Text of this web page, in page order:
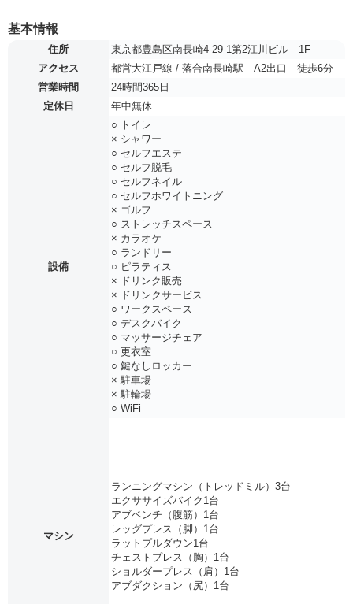
基本情報
住所
東京都豊島区南長崎4-29-1第2江川ビル 1F
アクセス
都営大江戸線 / 落合南長崎駅 A2出口 徒歩6分
営業時間
24時間365日
定休日
年中無休
設備
○ トイレ
× シャワー
○ セルフエステ
○ セルフ脱毛
○ セルフネイル
○ セルフホワイトニング
× ゴルフ
○ ストレッチスペース
× カラオケ
○ ランドリー
○ ピラティス
× ドリンク販売
× ドリンクサービス
○ ワークスペース
○ デスクバイク
○ マッサージチェア
○ 更衣室
○ 鍵なしロッカー
× 駐車場
× 駐輪場
○ WiFi
マシン
ランニングマシン（トレッドミル）3台
エクササイズバイク1台
アブベンチ（腹筋）1台
レッグプレス（脚）1台
ラットプルダウン1台
チェストプレス（胸）1台
ショルダープレス（肩）1台
アブダクション（尻）1台